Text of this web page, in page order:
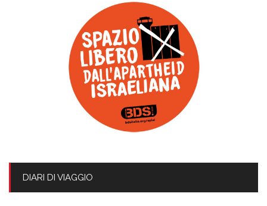
DIARI DI VIAGGIO